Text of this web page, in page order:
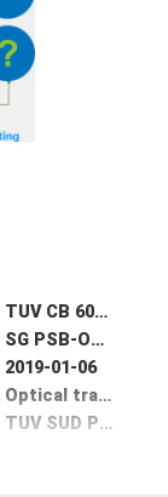
TUV CB 60950-1
SG PSB-OF-04164
2019-01-06
Optical transmitter
TUV SUD PSB